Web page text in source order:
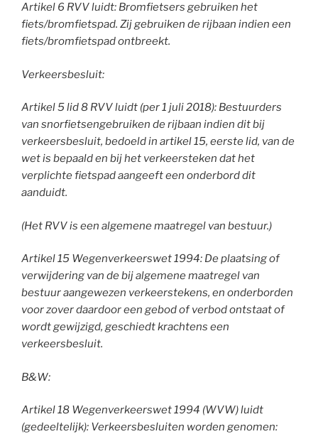
Artikel 6 RVV luidt: Bromfietsers gebruiken het
fiets/bromfietspad. Zij gebruiken de rijbaan indien een
fiets/bromfietspad ontbreekt.
Verkeersbesluit:
Artikel 5 lid 8 RVV luidt (per 1 juli 2018): Bestuurders
van snorfietsengebruiken de rijbaan indien dit bij
verkeersbesluit, bedoeld in artikel 15, eerste lid, van de
wet is bepaald en bij het verkeersteken dat het
verplichte fietspad aangeeft een onderbord dit
aanduidt.
(Het RVV is een algemene maatregel van bestuur.)
Artikel 15 Wegenverkeerswet 1994: De plaatsing of
verwijdering van de bij algemene maatregel van
bestuur aangewezen verkeerstekens, en onderborden
voor zover daardoor een gebod of verbod ontstaat of
wordt gewijzigd, geschiedt krachtens een
verkeersbesluit.
B&W:
Artikel 18 Wegenverkeerswet 1994 (WVW) luidt
(gedeeltelijk): Verkeersbesluiten worden genomen: